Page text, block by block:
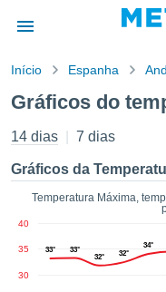
da
foi
por
para
que as
a este
Início Espanha
Gráficos do
14 dias 7 dias
Gráficos da
Temperatura Máxima,
30
35
40
33°
33°
32°
32°
34°